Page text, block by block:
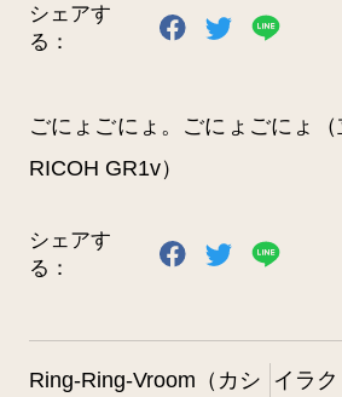
みずき書林HP
シェアす
る：
ごにょごにょ。ごにょごにょ（
RICOH GR1v）
シェアす
る：
Ring-Ring-Vroom（カシ
イラ